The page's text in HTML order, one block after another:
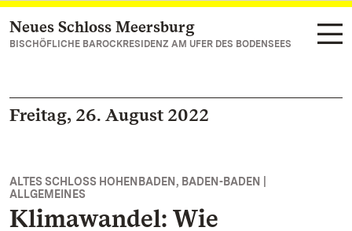
Zum Hauptinhalt springen
Neues Schloss Meersburg
BISCHÖFLICHE BAROCKRESIDENZ AM UFER DES BODENSEES
Freitag, 26. August 2022
ALTES SCHLOSS HOHENBADEN, BADEN-BADEN |
ALLGEMEINES
Klimawandel: Wie